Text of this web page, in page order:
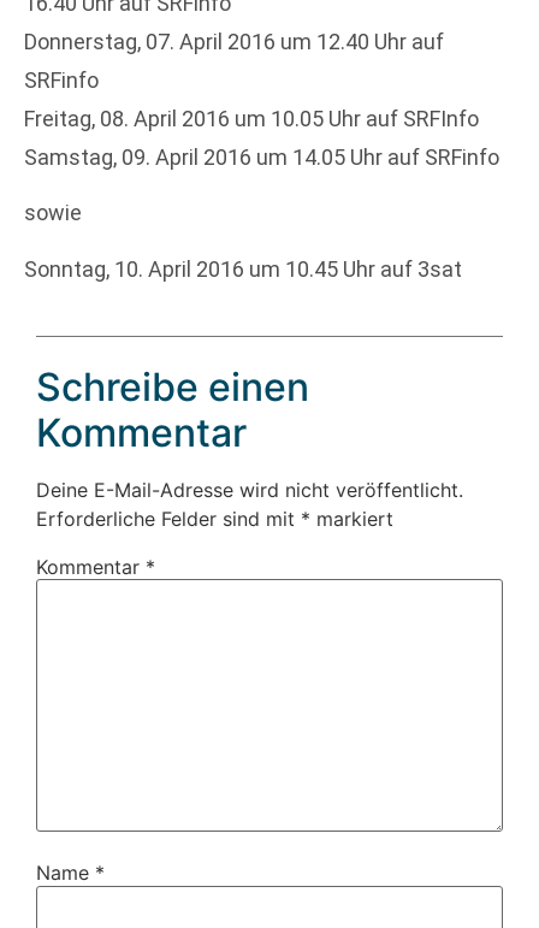
Donnerstag, 07. April 2016 um 12.40 Uhr auf
SRFinfo
Freitag, 08. April 2016 um 10.05 Uhr auf SRFInfo
Samstag, 09. April 2016 um 14.05 Uhr auf SRFinfo
sowie
Sonntag, 10. April 2016 um 10.45 Uhr auf 3sat
Schreibe einen
Kommentar
Deine E-Mail-Adresse wird nicht veröffentlicht.
Erforderliche Felder sind mit * markiert
Kommentar *
Name *